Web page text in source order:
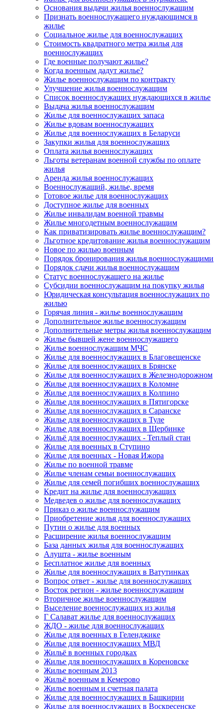
Основания выдачи жилья военнослужащим
Признать военнослужащего нуждающимся в
жилье
Социальное жилье для военнослужащих
Стоимость квадратного метра жилья для
военнослужащих
Где военные получают жилье?
Когда военным дадут жилье?
Жилье военнослужащим по контракту
Улучшение жилья военнослужащим
Список военнослужащих нуждающихся в жилье
Выдача жилья военнослужащим
Жилье для военнослужащих запаса
Жилье вдовам военнослужащих
Жилье для военнослужащих в Беларуси
Закупки жилья для военнослужащих
Оплата жилья военнослужащих
Льготы ветеранам военной службы по оплате
жилья
Аренда жилья военнослужащих
Военнослужащий, жилье, время
Готовое жилье для военнослужащих
Доступное жилье для военных
Жилье инвалидам военной травмы
Жилье многодетным военнослужащим
Как приватизировать жилье военнослужащим?
Льготное кредитование жилья военнослужащим
Новое по жилью военным
Порядок бронирования жилья военнослужащими
Порядок сдачи жилья военнослужащим
Статус военнослужащего на жилье
Субсидии военнослужащим на покупку жилья
Юридическая консультация военнослужащих по
жилью
Горячая линия - жилье военнослужащим
Дополнительное жилье военнослужащим
Дополнительные метры жилья военнослужащим
Жилье бывшей жене военнослужащего
Жилье военнослужащим МЧС
Жилье для военнослужащих в Благовещенске
Жилье для военнослужащих в Брянске
Жилье для военнослужащих в Железнодорожном
Жилье для военнослужащих в Коломне
Жилье для военнослужащих в Колпино
Жилье для военнослужащих в Пятигорске
Жилье для военнослужащих в Саранске
Жилье для военнослужащих в Туле
Жилье для военнослужащих в Щербинке
Жильё для военнослужащих - Теплый стан
Жилье для военных в Ступино
Жилье для военных - Новая Ижора
Жилье по военной травме
Жилье членам семьи военнослужащих
Жилье для семей погибших военнослужащих
Кредит на жилье для военнослужащих
Медведев о жилье для военнослужащих
Приказ о жилье военнослужащим
Приобретение жилья для военнослужащих
Путин о жилье для военных
Расширение жилья военнослужащим
База данных жилья для военнослужащих
Алушта - жилье военным
Бесплатное жилье для военных
Жилье для военнослужащих в Ватутинках
Вопрос ответ - жилье для военнослужащих
Восток регион - жилье военнослужащим
Вторичное жилье военнослужащим
Выселение военнослужащих из жилья
Г Салават жилье для военнослужащих
ЖДО - жилье для военнослужащих
Жилье для военных в Геленджике
Жилье для военнослужащих МВД
Жильё в военных городках
Жилье для военнослужащих в Кореновске
Жилье военным 2013
Жильё военным в Кемерово
Жилье военным и счетная палата
Жилье для военнослужащих в Башкирии
Жилье для военнослужащих в Воскресенске